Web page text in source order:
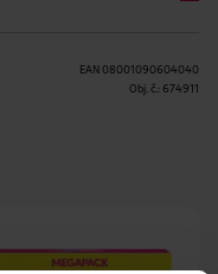
EAN 08001090604040
Obj. č.: 674911